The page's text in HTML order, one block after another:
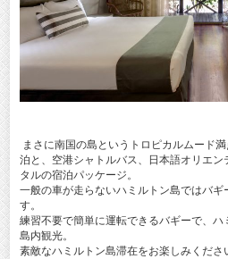
まさに南国の島というトロピカルムード
泊と、空港シャトルバス、日本語オリエ
タルの宿泊パッケージ。
一般の車が走らないハミルトン島ではバギ
す。
練習不要で簡単に運転できるバギーで、
島内観光。
素敵なハミルトン島滞在をお楽しみくださ